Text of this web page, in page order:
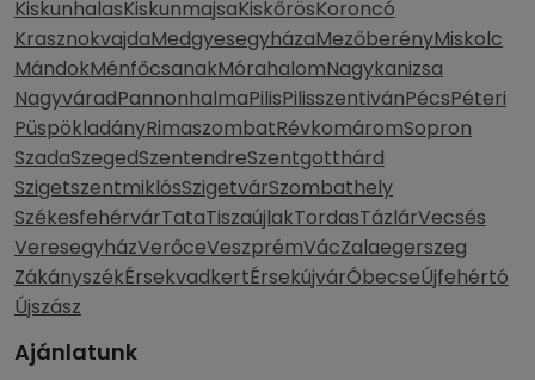
KiskunhalasKiskunmajsaKiskőrösKoroncó
KrasznokvajdaMedgyesegyházaMezőberényMiskolc
MándokMénfőcsanakMórahalomNagykanizsa
NagyváradPannonhalmaPilisPilisszentivánPécsPéteri
PüspökladányRimaszombatRévkomáromSopron
SzadaSzegedSzentendreSzentgotthárd
SzigetszentmiklósSzigetvárSzombathely
SzékesfehérvárTataTiszaújlakTordasTázlárVecsés
VeresegyházVerőceVeszprémVácZalaegerszeg
ZákányszékÉrsekvadkertÉrsekújvárÓbecseÚjfehértó
Újszász
Ajánlatunk